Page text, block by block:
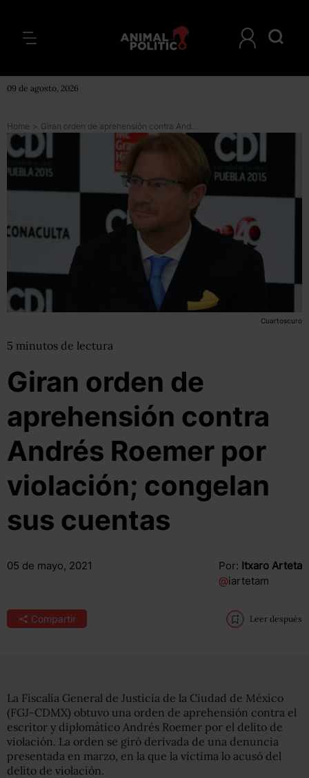
09 de agosto, 2026
Home > Giran orden de aprehensión contra Andrés Roemer por violación; congelan sus cuentas
Cuartoscuro
5 minutos de lectura
Giran orden de
aprehensión contra
Andrés Roemer por
violación; congelan
sus cuentas
05 de mayo, 2021 Por: Itxaro Arteta
@iartetam
Compartir Leer después
La Fiscalía General de Justicia de la Ciudad de México
(FGJ-CDMX) obtuvo una orden de aprehensión contra el
escritor y diplomático Andrés Roemer por el delito de
violación. La orden se giró derivada de una denuncia
presentada en marzo, en la que la víctima lo acusó del
delito de violación.